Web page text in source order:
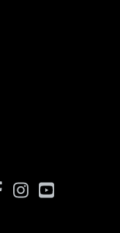
FacebookInstagramYouTube